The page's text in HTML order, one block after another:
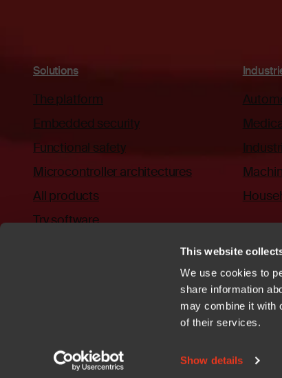
This website
We use cookies to
share information
may combine it with
of their services.
Show details
Solutions
The platform
Embedded security
Functional safety
Microcontroller architectures
All products
Try software
Trademarks Patents Terms of